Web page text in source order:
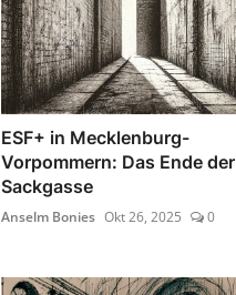
ESF+ in Mecklenburg-
Vorpommern: Das Ende der
Sackgasse
Anselm Bonies Okt 26, 2025 0